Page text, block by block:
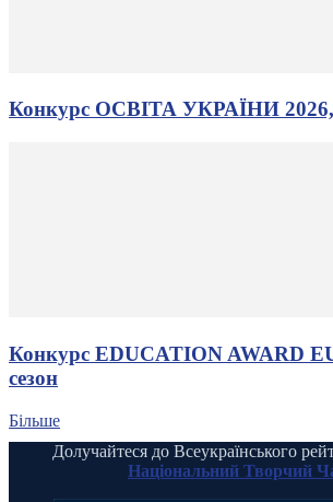
Конкурс ОСВІТА УКРАЇНИ 2026,
Конкурс EDUCATION AWARD
сезон
Більше
Долучайтеся до Всеукраїнського
Національний Творчий